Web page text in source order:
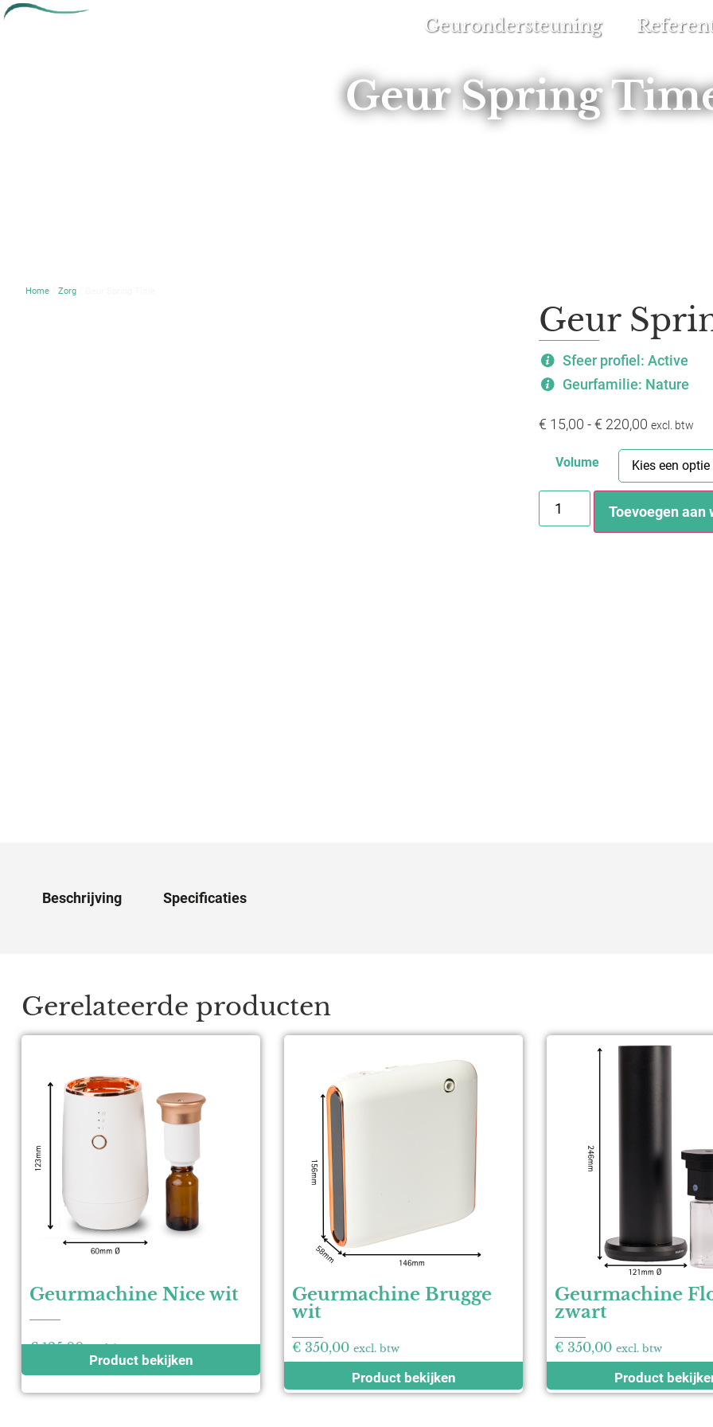
Geurondersteuning
Geur Spring
Home Zorg
Geur
Sfeer profiel: Active
Geurfamilie: Nature
€ 15,00 -€ 220,00 excl. btw
Volume
Toevoegen aan
Beschrijving Specificaties
Gerelateerde producten
Geurmachine Nice wit
€125,00 excl. btw
Product bekijken
Geurmachine Brugge
wit
€ 350,00 excl. btw
Product bekijken
Geurmachine
zwart
€ 350,00 excl. btw
Product